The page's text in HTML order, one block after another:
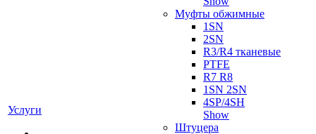
Услуги
Муфты обжимные
1SN
2SN
R3/R4 тканевые
PTFE
R7 R8
1SN 2SN
4SP/4SH
Show
Штуцера